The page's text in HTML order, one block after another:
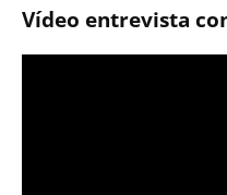
Vídeo entrevista